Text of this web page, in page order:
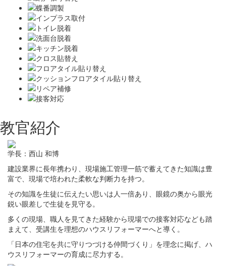
教官紹介
学長：西山 和博
建設業界に長年携わり、現場施工管理一筋で蓄えてきた知識は豊
富で、現場で培われた柔軟な判断力を持つ。
その知識を生徒に伝えたい思いは人一倍あり、眼鏡の奥から眼光
鋭い眼差しで生徒を見守る。
多くの現場、職人を見てきた経験から現場での接客対応なども踏
まえて、受講生を理想のハウスリフォーマーへと導く。
「日本の住宅を共に守りつづける仲間づくり」を理念に掲げ、ハ
ウスリフォーマーの育成に尽力する。